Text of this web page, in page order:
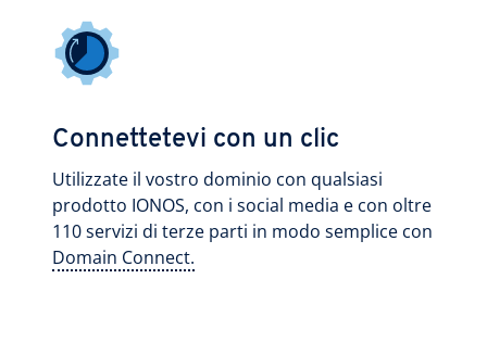
Connettetevi con un clic
Utilizzate il vostro dominio con qualsiasi
prodotto IONOS, con i social media e con oltre
110 servizi di terze parti in modo semplice con
Domain Connect.